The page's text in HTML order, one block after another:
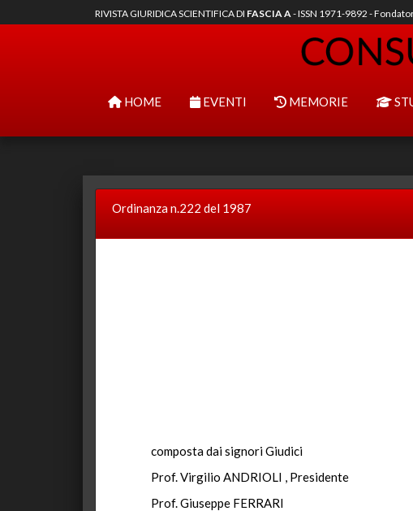
RIVISTA GIURIDICA SCIENTIFICA DI FASCIA A- ISSN 1971-9892 -
HOME EVENTI MEMORIE
Ordinanza n.222 del 1987
composta dai signori Giudici
Prof. Virgilio ANDRIOLI , Presidente
Prof. Giuseppe FERRARI